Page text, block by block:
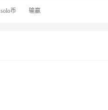
solo币 输赢